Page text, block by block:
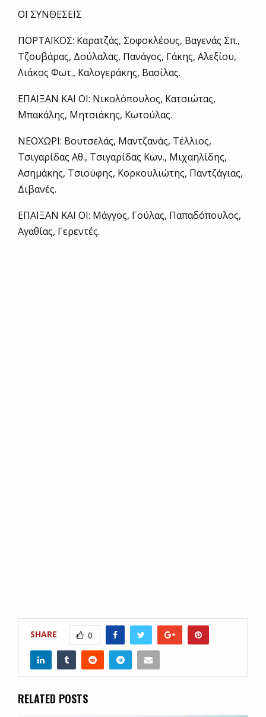
ΟΙ ΣΥΝΘΕΣΕΙΣ
ΠΟΡΤΑΪΚΟΣ: Καρατζάς, Σοφοκλέους, Βαγενάς Σπ.,
Τζουβάρας, Δούλαλας, Πανάγος, Γάκης, Αλεξίου,
Λιάκος Φωτ., Καλογεράκης, Βασίλας.
ΕΠΑΙΞΑΝ ΚΑΙ ΟΙ: Νικολόπουλος, Κατσιώτας,
Μπακάλης, Μητσιάκης, Κωτούλας.
ΝΕΟΧΩΡΙ: Βουτσελάς, Μαντζανάς, Τέλλιος,
Τσιγαρίδας Αθ., Τσιγαρίδας Κων., Μιχαηλίδης,
Ασημάκης, Τσιούφης, Κορκουλιώτης, Παντζάγιας,
Διβανές.
ΕΠΑΙΞΑΝ ΚΑΙ ΟΙ: Μάγγος, Γούλας, Παπαδόπουλος,
Αγαθίας, Γερεντές.
SHARE 0
RELATED POSTS